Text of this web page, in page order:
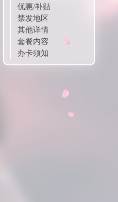
优惠/补贴
禁发地区
其他详情
套餐内容
办卡须知
申请链接
24H售后客服